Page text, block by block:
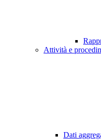
Attività e
Dati